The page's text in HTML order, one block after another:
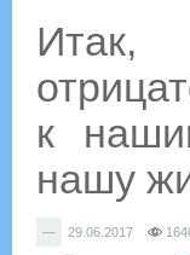
Итак,
к
нашу
— 29.06.2017